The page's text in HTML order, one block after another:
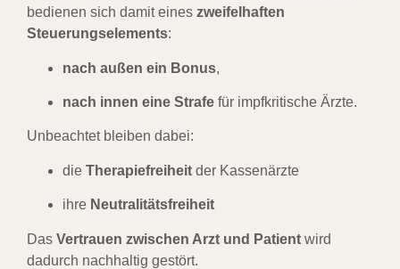
bedienen sich damit eines zweifelhaften
Steuerungselements:
nach außen ein Bonus,
nach innen eine Strafe für impfkritische Ärzte.
Unbeachtet bleiben dabei:
die Therapiefreiheit der Kassenärzte
ihre Neutralitätsfreiheit
Das Vertrauen zwischen Arzt und Patient wird
dadurch nachhaltig gestört.